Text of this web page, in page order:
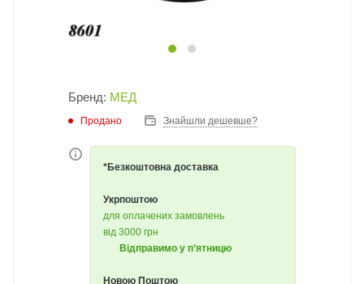
Бренд: МЕД
Продано Знайшли дешевше?
*Безкоштовна доставка
Укрпоштою
для оплачених замовлень
від 3000 грн
Відправимо у п’ятницю
Новою Поштою